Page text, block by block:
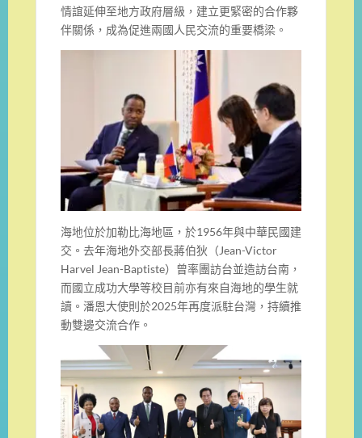
情誼延伸至地方政府層級，建立更緊密的合作夥
伴關係，成為促進兩國人民交流的重要橋梁。
海地位於加勒比海地區，於1956年與中華民國建
交。去年海地外交部長蔣伯狄（Jean-Victor
Harvel Jean-Baptiste）曾率團訪台並造訪台南，
而國立成功大學等校目前亦有來自海地的學生就
讀。潘恩大使則於2025年再度派駐台灣，持續推
動雙邊交流合作。